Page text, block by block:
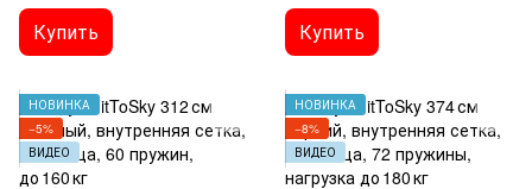
Купить Купить
НОВИНКА
−5%
ВИДЕО
НОВИНКА
−8%
ВИДЕО